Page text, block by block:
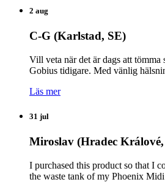
2 aug
C-G (Karlstad, SE)
Vill veta när det är dags att tömma
Gobius tidigare. Med vänlig
Läs mer
31 jul
Miroslav (Hradec
I purchased this product so that I
the waste tank of my Phoenix